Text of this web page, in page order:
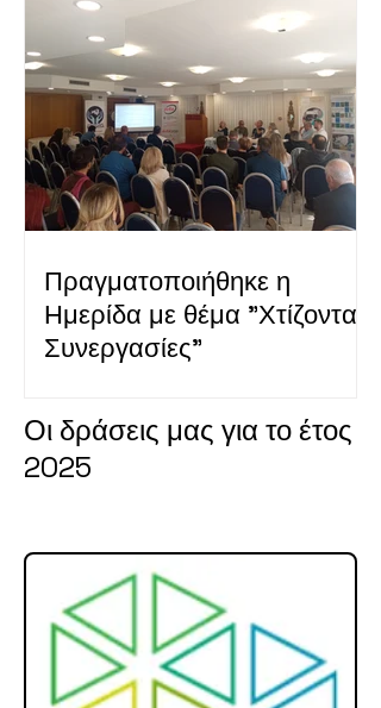
Πραγματοποιήθηκε η
Ημερίδα με θέμα "Χτίζοντας
Συνεργασίες"
Οι δράσεις μας για το έτος
2025